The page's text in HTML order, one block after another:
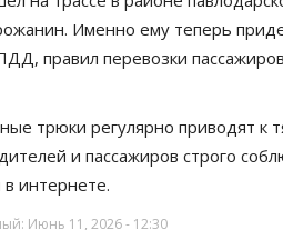
Именно ему теперь
правил перевозки
трюки регулярно приводят к
и пассажиров строго
интернете.
Июнь 11, 2026 - 12:30